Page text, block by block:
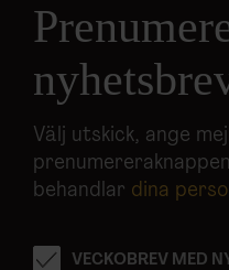
Välj utskick, ange
behandlar dina
VECKOBREV MED